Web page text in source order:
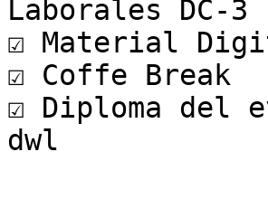
Laborales DC-3
☑ Material
☑ Coffe Break
☑ Diploma del
dwl